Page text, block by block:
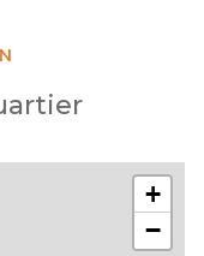
+
−